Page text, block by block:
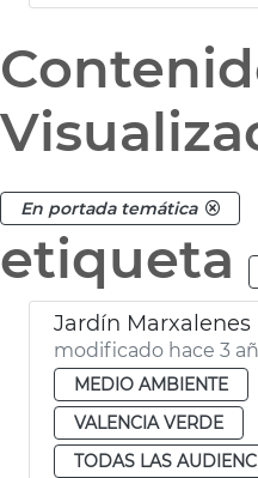
En portada temática
etiqueta
Jardín Marxalenes
modificado hace 3
MEDIO AMBIENTE
VALENCIA VERDE
TODAS LAS